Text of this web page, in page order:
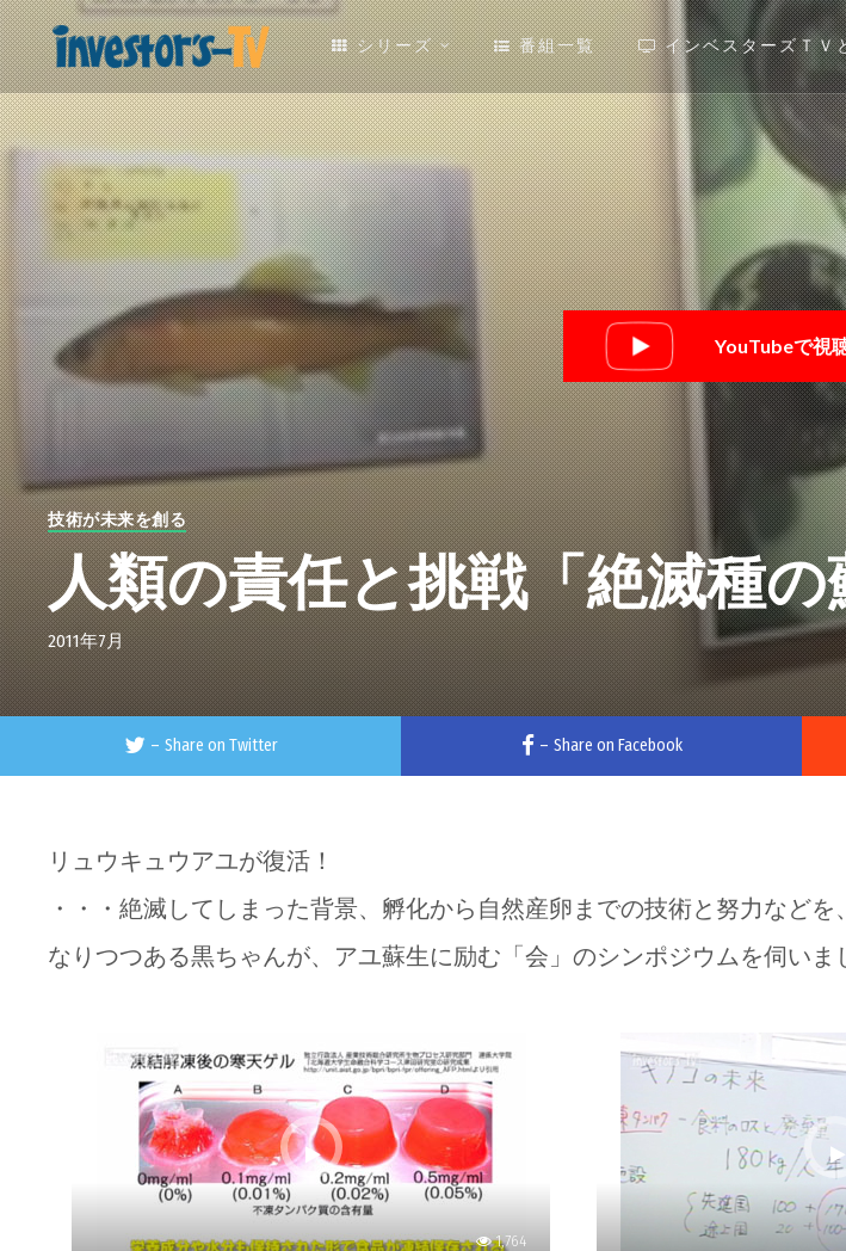
シリーズ 番組一覧 インベスターズＴＶ
YouTubeで視
技術が未来を創る
人類の責任と挑戦「絶滅種
2011年7月
– Share on Twitter – Share on Facebook
リュウキュウアユが復活！
・・・絶滅してしまった背景、孵化から自然産卵までの技術と努力などを
なりつつある黒ちゃんが、アユ蘇生に励む「会」のシンポジウムを伺いま
1,764